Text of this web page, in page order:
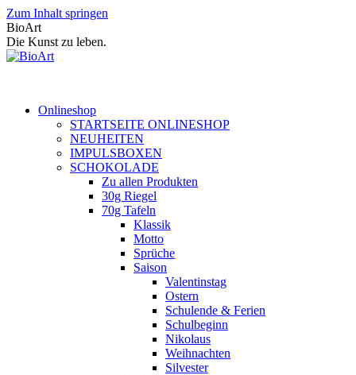
Zum Inhalt springen
BioArt
Die Kunst zu leben.
Onlineshop
STARTSEITE ONLINESHOP
NEUHEITEN
IMPULSBOXEN
SCHOKOLADE
Zu allen Produkten
30g Riegel
70g Tafeln
Klassik
Motto
Sprüche
Saison
Valentinstag
Ostern
Schulende & Ferien
Schulbeginn
Nikolaus
Weihnachten
Silvester